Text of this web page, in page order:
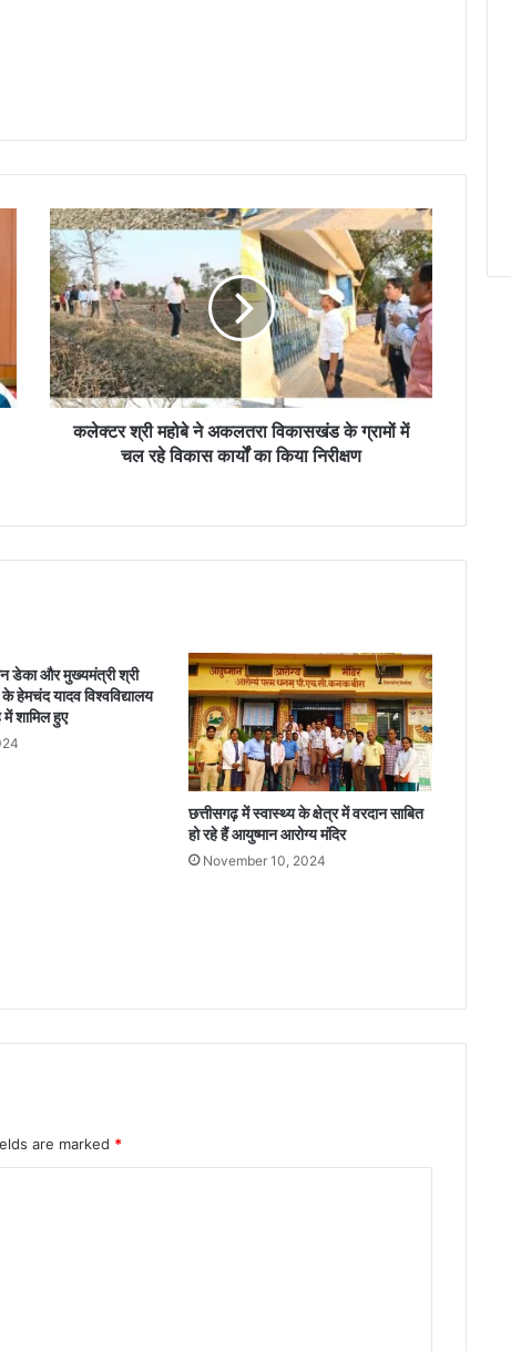
क
ले
क्ट
र
श्री
म
हो
बे
ने
रा
के
ग्रा
मों
में
या
कलेक्टर श्री महोबे ने अकलतरा विकासखंड के ग्रामों में
चल रहे विकास कार्यों का किया निरीक्षण
डेका और मुख्यमंत्री श्री
के हेमचंद यादव विश्वविद्यालय
में शामिल हुए
छत्तीसगढ़ में स्वास्थ्य के क्षेत्र में वरदान साबित
हो रहे हैं आयुष्मान आरोग्य मंदिर
November 10, 2024
are marked *